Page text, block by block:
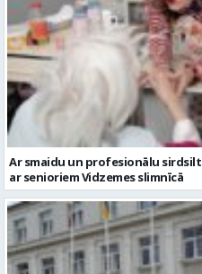
Ar smaidu un profesionālu
ar senioriem Vidzemes slimnīcā